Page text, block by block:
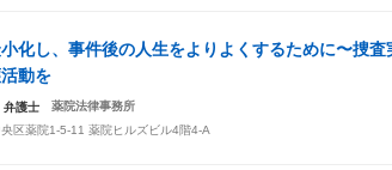
化し、事件後の人生をよりよくするために〜捜査
動を
弁護士
薬院法律事務所
区薬院1-5-11 薬院ヒルズビル4階4-A